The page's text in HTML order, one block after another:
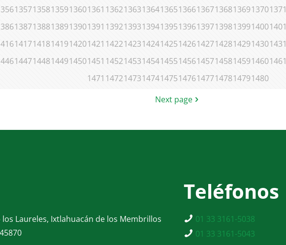
13571358135913601361 1362136313641365136613671368136913701371
13871388138913901391 1392139313941395139613971398139914001401
14171418141914201421 1422142314241425142614271428142914301431
14471448144914501451 1452145314541455145614571458145914601461
1471 147214731474147514761477147814791480
Next page
Laureles, Ixtlahuacán de los Membrillos
Teléfonos
01 33 3161-5038
01 33 3161-5043